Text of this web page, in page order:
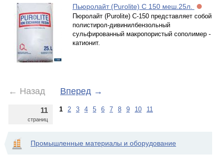
Пьюролайт (Purolite) C 150 меш.25л.
Пюролайт (Purolite) С-150 представляет собой
полистирол-дивинилбензольный
сульфированный макропористый сополимер -
катионит.
← Назад Вперед →
11
страниц
1 2 3 4 5 6 7 8 9 10 11
Промышленные материалы и оборудование